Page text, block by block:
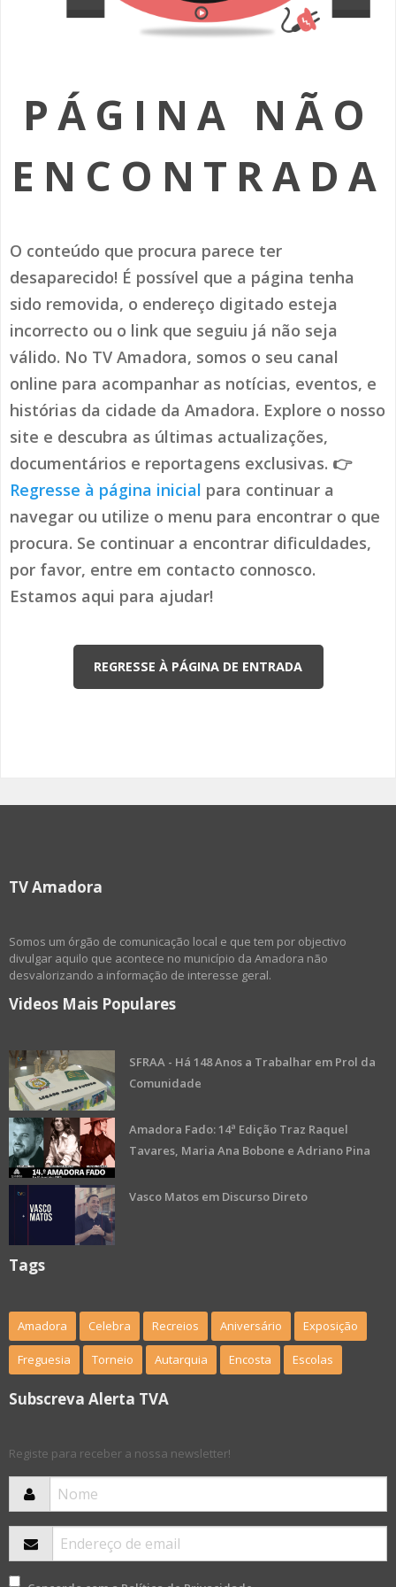
SOMOS TODOS EUROPEUS
AMADORA LIGA À RESILIÊNCIA
(RE) PENSAMENTOS
HISTÓRIAS DE ABRIL
PÁGINA NÃO
ENCONTRADA
O conteúdo que procura parece ter
desaparecido! É possível que a página tenha
sido removida, o endereço digitado esteja
incorrecto ou o link que seguiu já não seja
válido. No TV Amadora, somos o seu canal
online para acompanhar as notícias, eventos, e
histórias da cidade da Amadora. Explore o nosso
site e descubra as últimas actualizações,
documentários e reportagens exclusivas. 👉
Regresse à página inicial para continuar a
navegar ou utilize o menu para encontrar o que
procura. Se continuar a encontrar dificuldades,
por favor, entre em contacto connosco.
Estamos aqui para ajudar!
REGRESSE À PÁGINA DE ENTRADA
TV Amadora
Somos um órgão de comunicação local e que tem por objectivo
divulgar aquilo que acontece no município da Amadora não
desvalorizando a informação de interesse geral.
Videos Mais Populares
SFRAA - Há 148 Anos a Trabalhar em Prol da
Comunidade
Amadora Fado: 14ª Edição Traz Raquel
Tavares, Maria Ana Bobone e Adriano Pina
Vasco Matos em Discurso Direto
Tags
Amadora Celebra Recreios Aniversário Exposição
Freguesia Torneio Autarquia Encosta Escolas
Subscreva Alerta TVA
Registe para receber a nossa newsletter!